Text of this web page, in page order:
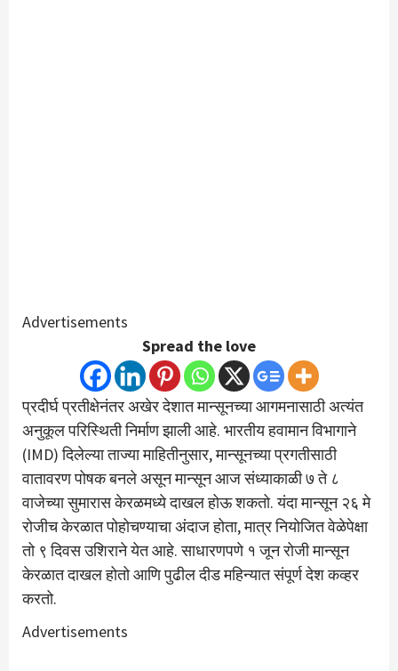
Advertisements
Spread the love
प्रदीर्घ प्रतीक्षेनंतर अखेर देशात मान्सूनच्या आगमनासाठी अत्यंत
अनुकूल परिस्थिती निर्माण झाली आहे. भारतीय हवामान विभागाने
(IMD) दिलेल्या ताज्या माहितीनुसार, मान्सूनच्या प्रगतीसाठी
वातावरण पोषक बनले असून मान्सून आज संध्याकाळी ७ ते ८
वाजेच्या सुमारास केरळमध्ये दाखल होऊ शकतो. यंदा मान्सून २६ मे
रोजीच केरळात पोहोचण्याचा अंदाज होता, मात्र नियोजित वेळेपेक्षा
तो ९ दिवस उशिराने येत आहे. साधारणपणे १ जून रोजी मान्सून
केरळात दाखल होतो आणि पुढील दीड महिन्यात संपूर्ण देश कव्हर
करतो.
Advertisements